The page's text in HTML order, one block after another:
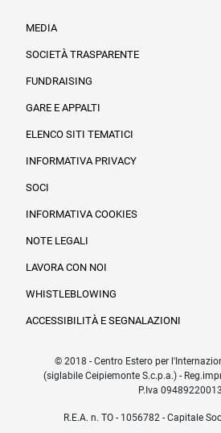
MEDIA
SOCIETÀ TRASPARENTE
FUNDRAISING
GARE E APPALTI
ELENCO SITI TEMATICI
INFORMATIVA PRIVACY
SOCI
INFORMATIVA COOKIES
NOTE LEGALI
LAVORA CON NOI
WHISTLEBLOWING
ACCESSIBILITÀ E SEGNALAZIONI
© 2018 - Centro Estero per
(siglabile Ceipiemonte S.c.p.a.) -
P.Iva 09489220013
R.E.A. n. TO - 1056782 - Capitale